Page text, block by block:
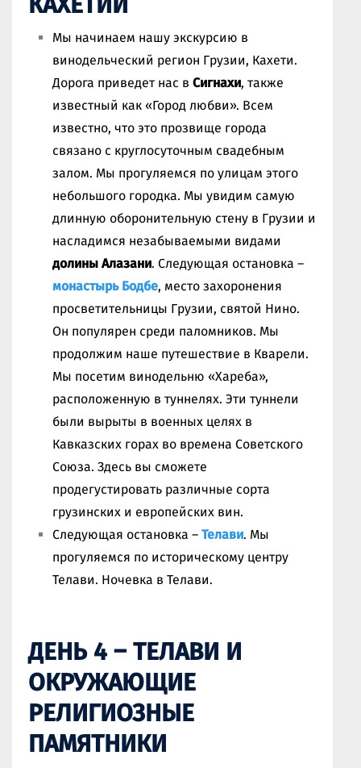
Мы начинаем нашу экскурсию в
винодельческий регион Грузии, Кахети.
Дорога приведет нас в Сигнахи, также
известный как «Город любви». Всем
известно, что это прозвище города
связано с круглосуточным свадебным
залом. Мы прогуляемся по улицам этого
небольшого городка. Мы увидим самую
длинную оборонительную стену в Грузии и
насладимся незабываемыми видами
долины Алазани. Следующая остановка –
монастырь Бодбе, место захоронения
просветительницы Грузии, святой Нино.
Он популярен среди паломников. Мы
продолжим наше путешествие в Кварели.
Мы посетим винодельню «Хареба»,
расположенную в туннелях. Эти туннели
были вырыты в военных целях в
Кавказских горах во времена Советского
Союза. Здесь вы сможете
продегустировать различные сорта
грузинских и европейских вин.
Следующая остановка – Телави. Мы
прогуляемся по историческому центру
Телави. Ночевка в Телави.
ДЕНЬ 4 – ТЕЛАВИ И
ОКРУЖАЮЩИЕ
РЕЛИГИОЗНЫЕ
ПАМЯТНИКИ